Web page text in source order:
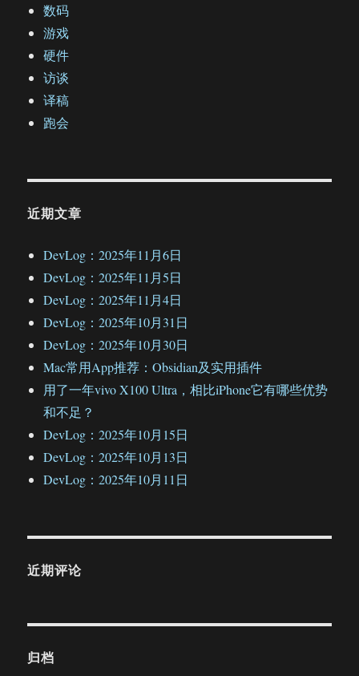
数码
游戏
硬件
访谈
译稿
跑会
近期文章
DevLog：2025年11月6日
DevLog：2025年11月5日
DevLog：2025年11月4日
DevLog：2025年10月31日
DevLog：2025年10月30日
Mac常用App推荐：Obsidian及实用插件
用了一年vivo X100 Ultra，相比iPhone它有哪些优势
和不足？
DevLog：2025年10月15日
DevLog：2025年10月13日
DevLog：2025年10月11日
近期评论
归档